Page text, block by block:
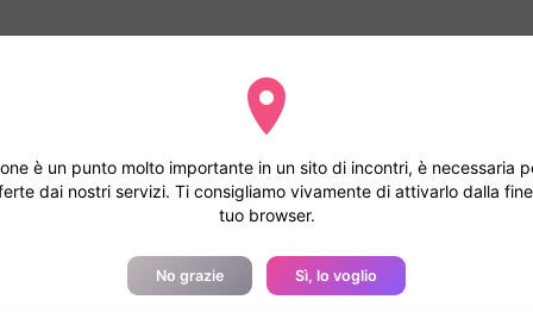
geolocalizzato, il tuo file verrà studiato più rapidamente e il
Registrazione Gratuita -
è un punto molto importante in un sito di incontri, è necessaria
dai nostri servizi. Ti consigliamo vivamente di attivarlo dalla
tuo browser.
No grazie Sì, lo voglio